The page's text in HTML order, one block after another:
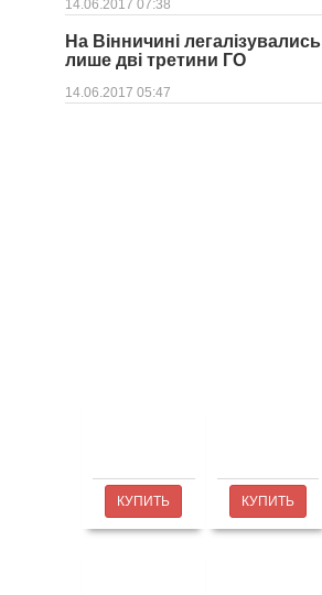
14.06.2017 07:38
На Вінничині легалізувались
лише дві третини ГО
14.06.2017 05:47
КУПИТЬ КУПИТЬ